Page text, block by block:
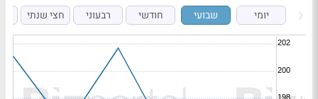
יומי שבועי חודשי רבעוני חצי שנתי